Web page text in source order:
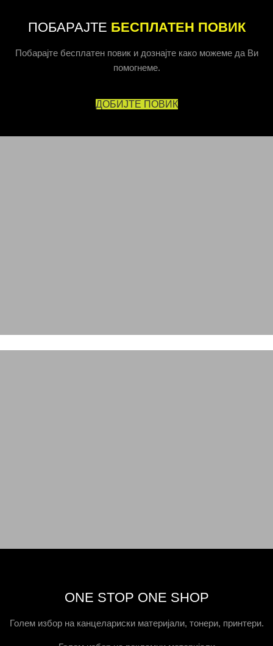
ПОБАРАЈТЕ БЕСПЛАТЕН ПОВИК
Побарајте бесплатен повик и дознајте како можеме да Ви
помогнеме.
ДОБИЈТЕ ПОВИК
ONE STOP ONE SHOP
Голем избор на канцелариски материјали, тонери, принтери.